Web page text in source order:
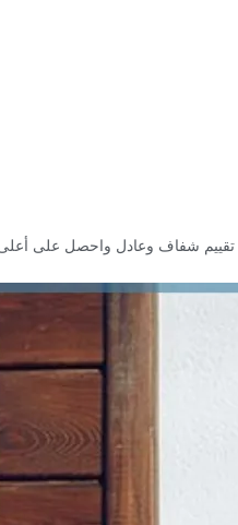
تقييم شفاف وعادل واحصل على